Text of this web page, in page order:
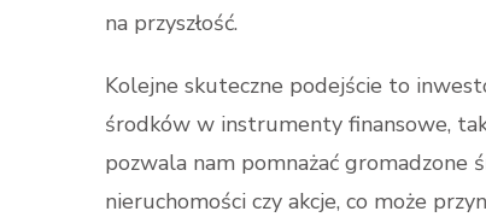
na przyszłość.
Kolejne skuteczne podejście to
środków w instrumenty finansowe,
pozwala nam pomnażać
nieruchomości czy akcje, co może